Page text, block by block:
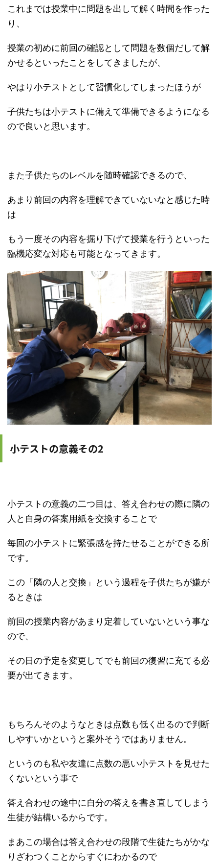
これまでは授業中に問題を出して解く時間を作った
り、
授業の初めに前回の確認として問題を数個だして解
かせるといったことをしてきましたが、
やはり小テストとして習慣化してしまったほうが
子供たちは小テストに備えて準備できるようになる
ので良いと思います。
また子供たちのレベルを随時確認できるので、
あまり前回の内容を理解できていないなと感じた時
は
もう一度その内容を掘り下げて授業を行うといった
臨機応変な対応も可能となってきます。
小テストの意義その2
小テストの意義の二つ目は、答え合わせの際に隣の
人と自身の答案用紙を交換することで
毎回の小テストに緊張感を持たせることができる所
です。
この「隣の人と交換」という過程を子供たちが嫌が
るときは
前回の授業内容があまり定着していないという事な
ので、
その日の予定を変更してでも前回の復習に充てる必
要が出てきます。
もちろんそのようなときは点数も低く出るので判断
しやすいかというと案外そうではありません。
というのも私や友達に点数の悪い小テストを見せた
くないという事で
答え合わせの途中に自分の答えを書き直してしまう
生徒が結構いるからです。
まあこの場合は答え合わせの段階で生徒たちがかな
りざわつくことからすぐにわかるので